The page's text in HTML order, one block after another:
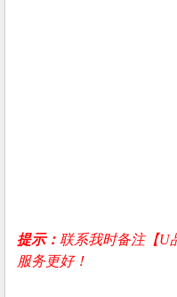
提示：联系我时备注【U
服务更好！